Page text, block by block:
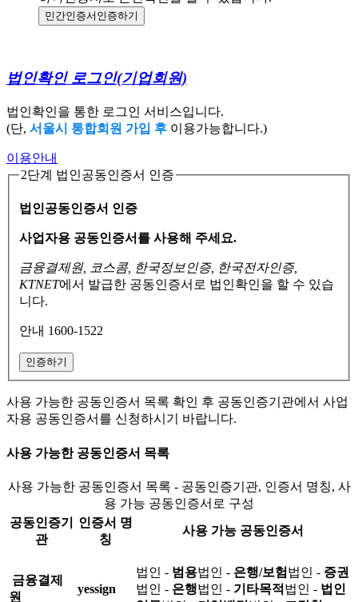
민간인증서 인증하기
법인확인 로그인(기업회원)
법인확인을 통한 로그인 서비스입니다.
(단, 서울시 통합회원 가입 후 이용가능합니다.)
이용안내
2단계 법인공동인증서 인증
법인공동인증서 인증
사업자용 공동인증서를 사용해 주세요.
금융결제원, 코스콤, 한국정보인증, 한국전자인증,
KTNET에서 발급한 공동인증서로 법인확인을 할 수 있습
니다.
안내 1600-1522
인증하기
사용 가능한 공동인증서 목록 확인 후 공동인증기관에서 사업
자용 공동인증서를 신청하시기 바랍니다.
사용 가능한 공동인증서 목록
사용 가능한 공동인증서 목록 - 공동인증기관, 인증서 명칭, 사
용 가능 공동인증서로 구성
공동인증기
관
인증서 명
칭
사용 가능 공동인증서
금융결제
원
yessign
법인 - 범용법인 - 은행/보험 법인 - 증권
법인 - 은행법인 - 기타목적 법인 - 법인